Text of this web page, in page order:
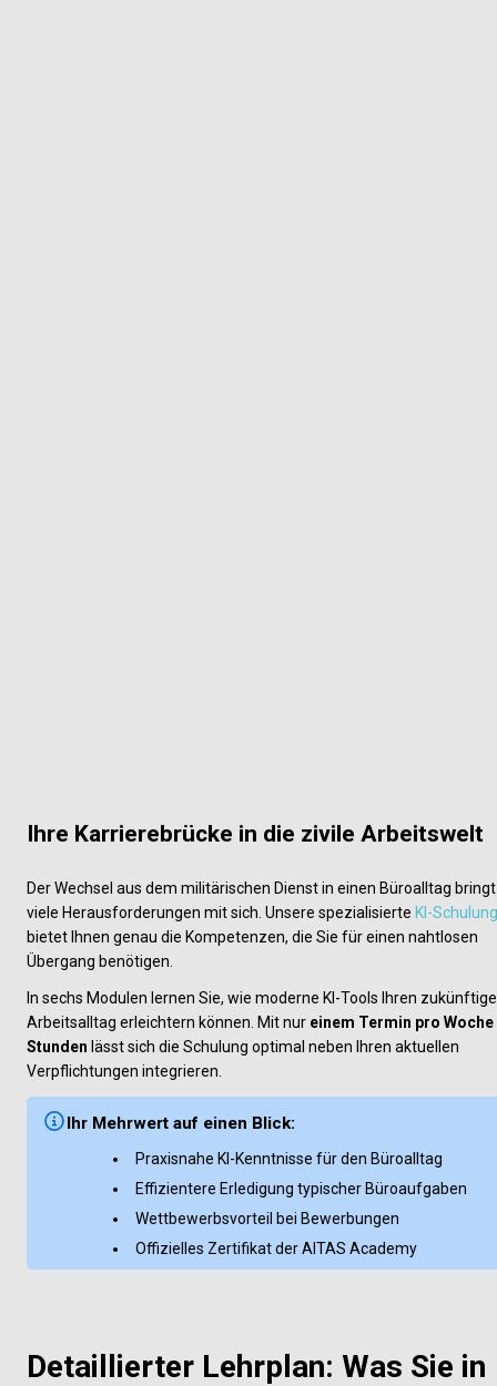
Ihre Karrierebrücke in die zivile Arbeitswelt
Der Wechsel aus dem militärischen Dienst in einen Büroalltag bringt
viele Herausforderungen mit sich. Unsere spezialisierte KI-Schulung
bietet Ihnen genau die Kompetenzen, die Sie für einen nahtlosen
Übergang benötigen.
In sechs Modulen lernen Sie, wie moderne KI-Tools Ihren
Arbeitsalltag erleichtern können. Mit nur einem Termin pro Woche
Stunden lässt sich die Schulung optimal neben Ihren aktuellen
Verpflichtungen integrieren.
Ihr Mehrwert auf einen Blick:
Praxisnahe KI-Kenntnisse für den Büroalltag
Effizientere Erledigung typischer Büroaufgaben
Wettbewerbsvorteil bei Bewerbungen
Offizielles Zertifikat der AITAS Academy
Detaillierter Lehrplan: Was Sie in